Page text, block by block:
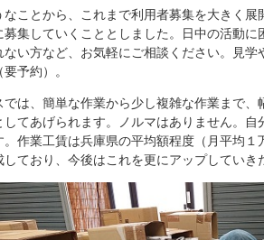
なことから、これまで利用者募集を大きく
募集していくこととしました。日中の活動
ない方など、お気軽にご相談ください。見
予約）。
では、簡単な作業から少し複雑な作業まで
してあげられます。ノルマはありません。
。作業工賃は兵庫県の平均額程度（月平均
しており、今後はこれを更にアップしていき